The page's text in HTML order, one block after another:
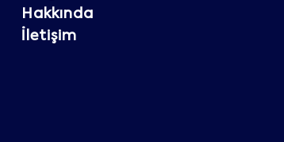
Hakkında
İletişim